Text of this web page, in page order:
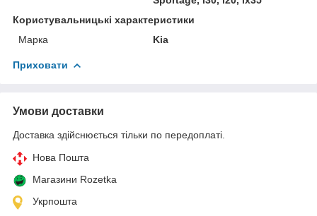
Користувальницькі характеристики
Марка
Kia
Приховати
Умови доставки
Доставка здійснюється тільки по передоплаті.
Нова Пошта
Магазини Rozetka
Укрпошта